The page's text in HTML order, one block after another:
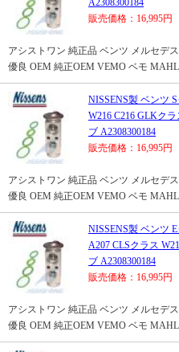
A2308300184
販売価格：16,995円
アシストワン 純正品 ベンツ メルセデ
優良 OEM 純正OEM VEMO ベモ
NISSENS製 ベンツ
W216 C216 GLKク
ブ A2308300184
販売価格：16,995円
アシストワン 純正品 ベンツ メルセデ
優良 OEM 純正OEM VEMO ベモ
NISSENS製 ベンツ E
A207 CLSクラス
ブ A2308300184
販売価格：16,995円
アシストワン 純正品 ベンツ メルセデ
優良 OEM 純正OEM VEMO ベモ